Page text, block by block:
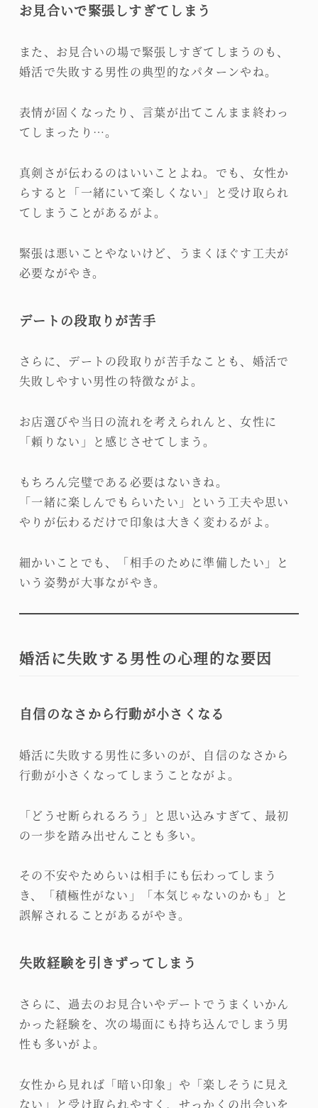
お見合いで緊張しすぎてしまう
また、お見合いの場で緊張しすぎてしまうのも、
婚活で失敗する男性の典型的なパターンやね。
表情が固くなったり、言葉が出てこんまま終わっ
てしまったり…。
真剣さが伝わるのはいいことよね。でも、女性か
らすると「一緒にいて楽しくない」と受け取られ
てしまうことがあるがよ。
緊張は悪いことやないけど、うまくほぐす工夫が
必要ながやき。
デートの段取りが苦手
さらに、デートの段取りが苦手なことも、婚活で
失敗しやすい男性の特徴ながよ。
お店選びや当日の流れを考えられんと、女性に
「頼りない」と感じさせてしまう。
もちろん完璧である必要はないきね。
「一緒に楽しんでもらいたい」という工夫や思い
やりが伝わるだけで印象は大きく変わるがよ。
細かいことでも、「相手のために準備したい」と
いう姿勢が大事ながやき。
婚活に失敗する男性の心理的な要因
自信のなさから行動が小さくなる
婚活に失敗する男性に多いのが、自信のなさから
行動が小さくなってしまうことながよ。
「どうせ断られるろう」と思い込みすぎて、最初
の一歩を踏み出せんことも多い。
その不安やためらいは相手にも伝わってしまう
き、「積極性がない」「本気じゃないのかも」と
誤解されることがあるがやき。
失敗経験を引きずってしまう
さらに、過去のお見合いやデートでうまくいかん
かった経験を、次の場面にも持ち込んでしまう男
性も多いがよ。
女性から見れば「暗い印象」や「楽しそうに見え
ない」と受け取られやすく、せっかくの出会いを